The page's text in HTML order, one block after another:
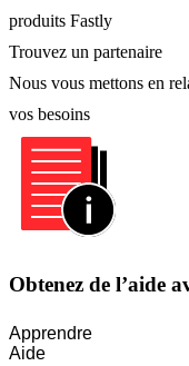
produits Fastly
Trouvez un partenaire
Nous vous mettons en
vos besoins
Obtenez de l’aide
Apprendre
Aide